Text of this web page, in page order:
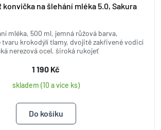
konvička na šlehání mléka 5.0, Sakura
mléka, 500 ml, jemná růžová barva,
krokodýlí tlamy, dvojitě zakřivené vodicí
nerezová ocel, široká rukojeť
1 190 Kč
skladem (10 a více ks)